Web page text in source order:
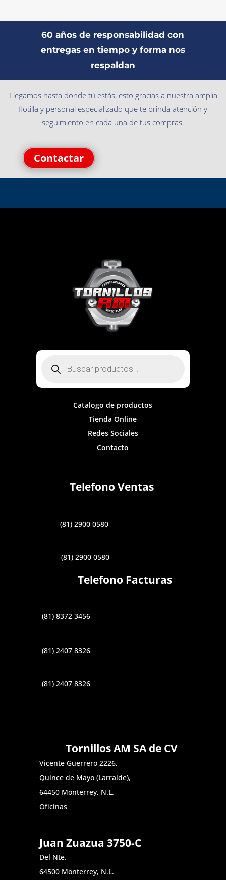
60 años de responsabilidad con
entregas en tiempo y forma nos
respaldan
Llegamos hasta donde tú estás, esto gracias a nuestra amplia
flotilla y personal especializado que te brinda atención y
seguimiento en cada una de tus compras.
Contactar
productos
Catalogo de productos
Tienda Online
Redes Sociales
Contacto
Telefono Ventas
(81) 2900 0580
(81) 2900 0580
Telefono Facturas
(81) 8372 3456
(81) 2407 8326
(81) 2407 8326
Tornillos AM SA de CV
Vicente Guerrero 2226,
Quince de Mayo (Larralde),
64450 Monterrey, N.L.
Oficinas
Juan Zuazua 3750-C
Del Nte.
64500 Monterrey, N.L.